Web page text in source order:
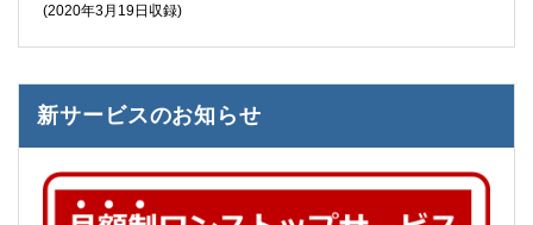
(2020年3月19日収録)
新サービスのお知らせ